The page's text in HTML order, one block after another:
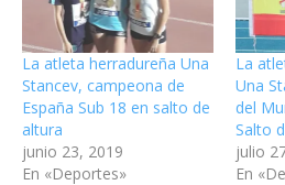
La atleta herradureña Una
Stancev, campeona de
España Sub 18 en salto de
altura
junio 23, 2019
En «Deportes»
La
Una
del
Salto
julio
En